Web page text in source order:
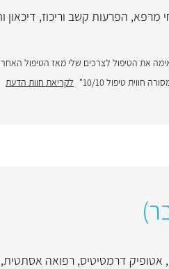
מרפא, הפרעות קשב וריכוז, דיכאון
את הטיפול לצרכים שלי מאז הטיפול
טיפול 10/10"
לקריאת חוות הדעת
, אטופיק דרמטיטיס, רפואה אסתטית,